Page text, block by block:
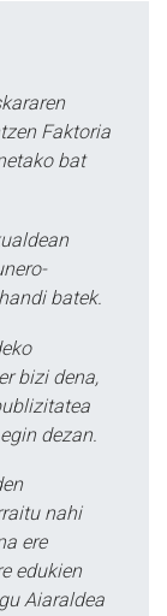
Faktoria
bat
batek.
bizi dena,
dezan.
nahi
ere
edukien
Aiaraldea